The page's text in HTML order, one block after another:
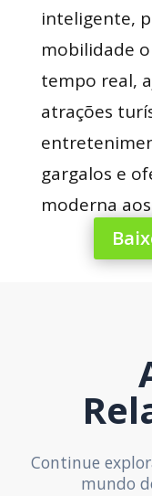
inteligente,
mobilidade
tempo real,
atrações
gargalos e
moderna
Continue
mundo